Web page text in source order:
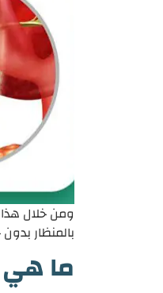
ومن خلال
بالمنظار
ما هي